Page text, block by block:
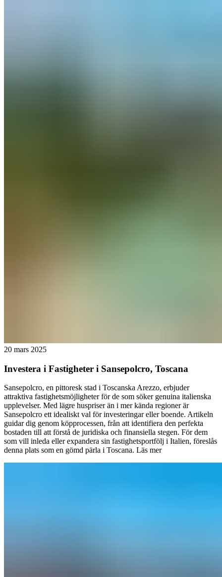
20 mars 2025
Investera i Fastigheter i Sansepolcro, Toscana
Sansepolcro, en pittoresk stad i Toscanska Arezzo, erbjuder
attraktiva fastighetsmöjligheter för de som söker genuina italienska
upplevelser. Med lägre huspriser än i mer kända regioner är
Sansepolcro ett idealiskt val för investeringar eller boende. Artikeln
guidar dig genom köpprocessen, från att identifiera den perfekta
bostaden till att förstå de juridiska och finansiella stegen. För dem
som vill inleda eller expandera sin fastighetsportfölj i Italien, föreslås
denna plats som en gömd pärla i Toscana. Läs mer